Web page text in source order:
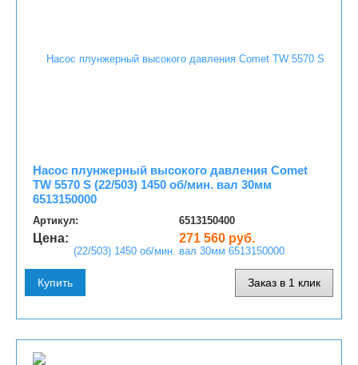
Насос плунжерный высокого давления Comet
TW 5570 S (22/503) 1450 об/мин. вал 30мм
6513150000
Артикул: 6513150400
Цена: 271 560 руб.
Купить Заказ в 1 клик